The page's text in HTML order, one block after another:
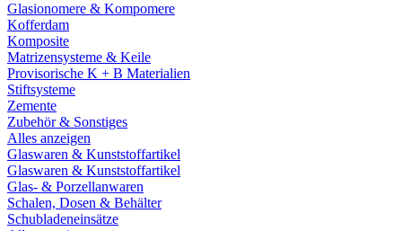
Glasionomere & Kompomere
Kofferdam
Komposite
Matrizensysteme & Keile
Provisorische K + B Materialien
Stiftsysteme
Zemente
Zubehör & Sonstiges
Alles anzeigen
Glaswaren & Kunststoffartikel
Glaswaren & Kunststoffartikel
Glas- & Porzellanwaren
Schalen, Dosen & Behälter
Schubladeneinsätze